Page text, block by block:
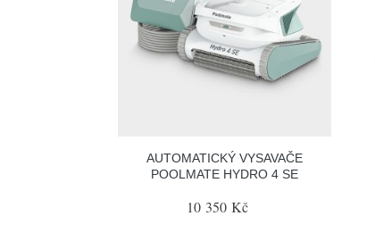
AUTOMATICKÝ VYSAVAČE
POOLMATE HYDRO 4 SE
10 350 Kč